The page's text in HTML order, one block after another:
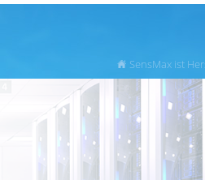
SensMax ist